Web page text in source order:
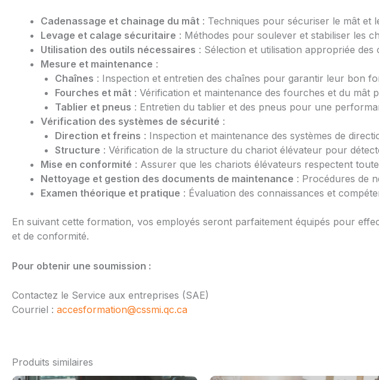
Cadenassage et chainage du mât : Techniques pour sécuriser le mât et
Levage et calage sécuritaire : Méthodes pour soulever et stabiliser les
Utilisation des outils nécessaires : Sélection et utilisation appropriée
Mesure et maintenance :
Chaînes : Inspection et entretien des chaînes pour garantir leur bon
Fourches et mât : Vérification et maintenance des fourches et du mât
Tablier et pneus : Entretien du tablier et des pneus pour une
Vérification des systèmes de sécurité :
Direction et freins : Inspection et maintenance des systèmes de
Structure : Vérification de la structure du chariot élévateur pour
Mise en conformité : Assurer que les chariots élévateurs respectent
Nettoyage et gestion des documents de maintenance : Procédures de
Examen théorique et pratique : Évaluation des connaissances et
En suivant cette formation, vos employés seront parfaitement équipés pour
et de conformité.
Pour obtenir une soumission :
Contactez le Service aux entreprises (SAE)
Courriel : accesformation@cssmi.qc.ca
Produits similaires